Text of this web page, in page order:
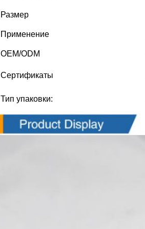
Размер
Применение
OEM/ODM
Сертификаты
Тип упаковки: